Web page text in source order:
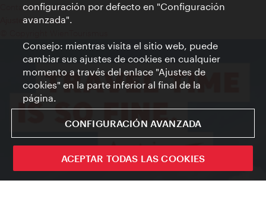
Contacto para la prensa
Ajustes de cookie
configuración por defecto en "Configuración
avanzada".
Consejo: mientras visita el sitio web, puede
cambiar sus ajustes de cookies en cualquier
momento a través del enlace "Ajustes de
cookies" en la parte inferior al final de la
página.
CONFIGURACIÓN AVANZADA
ACEPTAR TODAS LAS COOKIES